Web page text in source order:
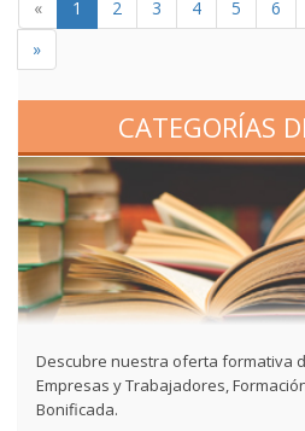
« 1 2 3 4 5 6
»
CATEGORÍAS
Descubre nuestra oferta formativa
Empresas y Trabajadores,
Bonificada.